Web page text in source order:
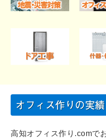
オフィス作りの実績
高知オフィス作り.comで